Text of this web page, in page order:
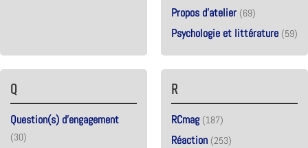
Propos d'atelier (69)
Psychologie et littérature (59)
Q
Question(s) d’engagement
(30)
R
RCmag (187)
Réaction (253)